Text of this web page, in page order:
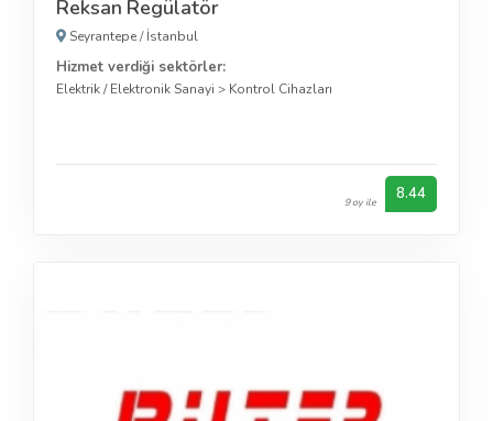
Reksan Regülatör
Seyrantepe/İstanbul
Hizmet verdiği sektörler:
Elektrik / Elektronik Sanayi > Kontrol Cihazları
9 oy ile 8.44